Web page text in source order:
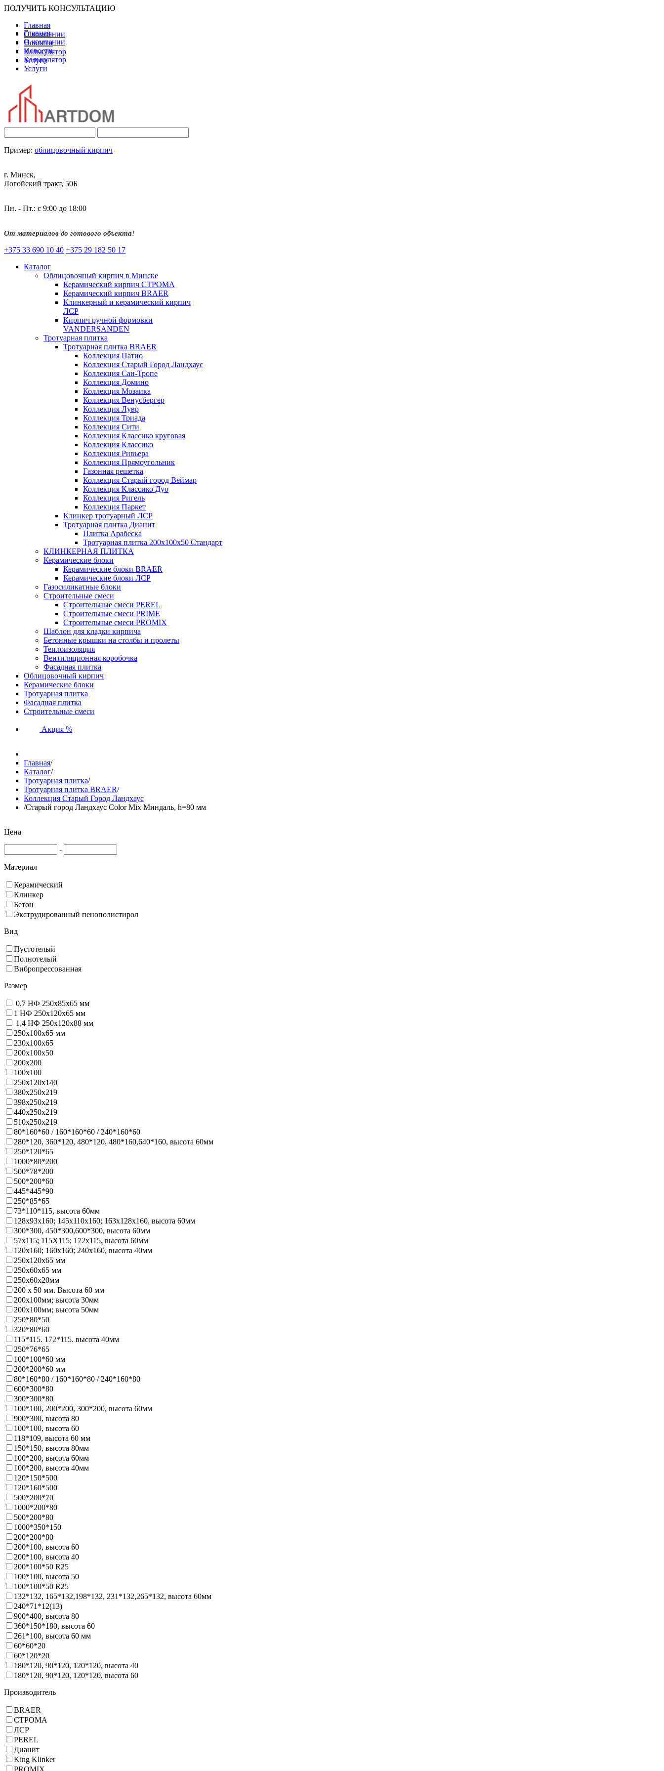
ПОЛУЧИТЬ КОНСУЛЬТАЦИЮ
Главная
О компании
Новости
Калькулятор
Услуги
Главная
О компании
Новости
Калькулятор
Услуги
Пример: облицовочный кирпич
г. Минск,
Логойский тракт, 50Б
Пн. - Пт.: с 9:00 до 18:00
От материалов до готового объекта!
+375 33 690 10 40 +375 29 182 50 17
Каталог
Облицовочный кирпич в Минске
Керамический кирпич СТРОМА
Керамический кирпич BRAER
Клинкерный и керамический кирпич
ЛСР
Кирпич ручной формовки
VANDERSANDEN
Тротуарная плитка
Тротуарная плитка BRAER
Коллекция Патио
Коллекция Старый Город Ландхаус
Коллекция Сан-Тропе
Коллекция Домино
Коллекция Мозаика
Коллекция Венусбергер
Коллекция Лувр
Коллекция Триада
Коллекция Сити
Коллекция Классико круговая
Коллекция Классико
Коллекция Ривьера
Коллекция Прямоугольник
Газонная решетка
Коллекция Старый город Веймар
Коллекция Классико Дуо
Коллекция Ригель
Коллекция Паркет
Клинкер тротуарный ЛСР
Тротуарная плитка Дианит
Плитка Арабеска
Тротуарная плитка 200х100х50 Стандарт
КЛИНКЕРНАЯ ПЛИТКА
Керамические блоки
Керамические блоки BRAER
Керамические блоки ЛСР
Газосиликатные блоки
Строительные смеси
Строительные смеси PEREL
Строительные смеси PRIME
Строительные смеси PROMIX
Шаблон для кладки кирпича
Бетонные крышки на столбы и пролеты
Теплоизоляция
Вентиляционная коробочка
Фасадная плитка
Облицовочный кирпич
Керамические блоки
Тротуарная плитка
Фасадная плитка
Строительные смеси
Акция %
Главная/
Каталог/
Тротуарная плитка/
Тротуарная плитка BRAER/
Коллекция Старый Город Ландхаус
/Старый город Ландхаус Color Mix Миндаль, h=80 мм
Цена
-
Материал
Керамический
Клинкер
Бетон
Экструдированный пенополистирол
Вид
Пустотелый
Полнотелый
Вибропрессованная
Размер
0,7 НФ 250х85х65 мм
1 НФ 250х120х65 мм
1,4 НФ 250х120х88 мм
250х100х65 мм
230х100х65
200x100x50
200х200
100х100
250х120х140
380х250х219
398х250х219
440х250х219
510х250х219
80*160*60 / 160*160*60 / 240*160*60
280*120, 360*120, 480*120, 480*160,640*160, высота 60мм
250*120*65
1000*80*200
500*78*200
500*200*60
445*445*90
250*85*65
73*110*115, высота 60мм
128х93x160; 145х110x160; 163х128x160, высота 60мм
300*300, 450*300,600*300, высота 60мм
57х115; 115Х115; 172х115, высота 60мм
120х160; 160х160; 240х160, высота 40мм
250х120х65 мм
250х60х65 мм
250х60х20мм
200 х 50 мм. Высота 60 мм
200х100мм; высота 30мм
200х100мм; высота 50мм
250*80*50
320*80*60
115*115. 172*115. высота 40мм
250*76*65
100*100*60 мм
200*200*60 мм
80*160*80 / 160*160*80 / 240*160*80
600*300*80
300*300*80
100*100, 200*200, 300*200, высота 60мм
900*300, высота 80
100*100, высота 60
118*109, высота 60 мм
150*150, высота 80мм
100*200, высота 60мм
100*200, высота 40мм
120*150*500
120*160*500
500*200*70
1000*200*80
500*200*80
1000*350*150
200*200*80
200*100, высота 60
200*100, высота 40
200*100*50 R25
100*100, высота 50
100*100*50 R25
132*132, 165*132,198*132, 231*132,265*132, высота 60мм
240*71*12(13)
900*400, высота 80
360*150*180, высота 60
261*100, высота 60 мм
60*60*20
60*120*20
180*120, 90*120, 120*120, высота 40
180*120, 90*120, 120*120, высота 60
Производитель
BRAER
СТРОМА
ЛСР
PEREL
Дианит
King Klinker
PROMIX